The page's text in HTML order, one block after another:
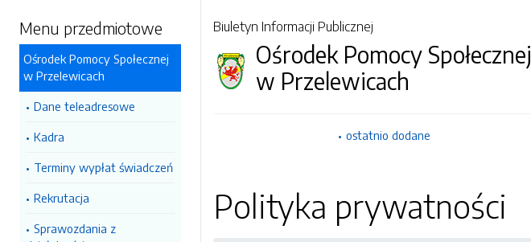
Menu przedmiotowe
Ośrodek Pomocy Społecznej
w Przelewicach
Dane teleadresowe
Kadra
Terminy wypłat świadczeń
Rekrutacja
Sprawozdania z
Biuletyn Informacji Publicznej
Ośrodek Pomocy Społecznej
w Przelewicach
ostatnio dodane
Polityka prywatności